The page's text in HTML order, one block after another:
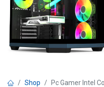
Shop Pc Gamer Intel